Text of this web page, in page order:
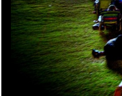
ТЕПЕРЬ
«ЗНАМЯ»
BRATSK-
В БРАТСКЕ
ПОД